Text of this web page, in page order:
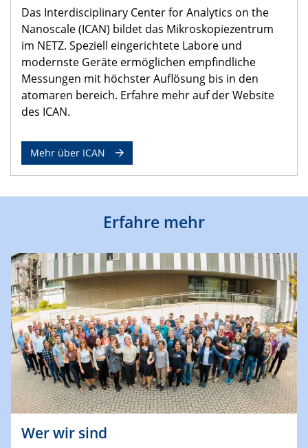
Das Interdisciplinary Center for Analytics on the
Nanoscale (ICAN) bildet das Mikroskopiezentrum
im NETZ. Speziell eingerichtete Labore und
modernste Geräte ermöglichen empfindliche
Messungen mit höchster Auflösung bis in den
atomaren bereich. Erfahre mehr auf der Website
des ICAN.
Mehr über ICAN
Erfahre mehr
Wer wir sind